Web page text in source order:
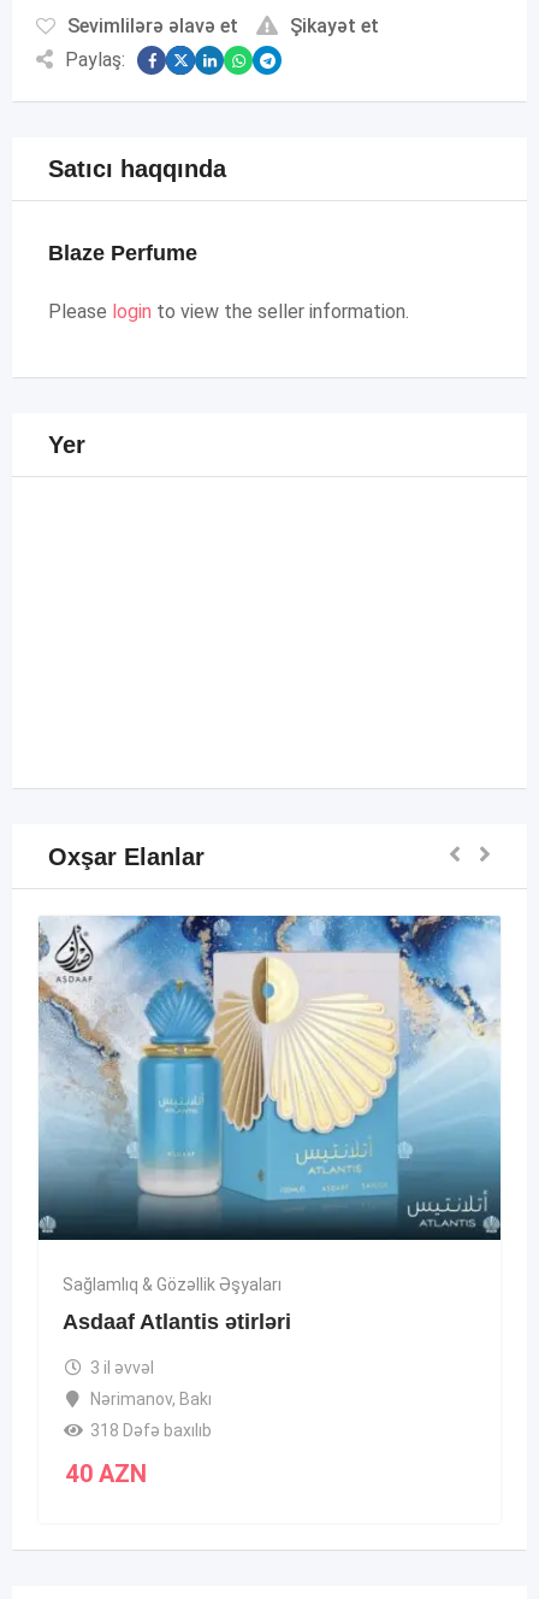
Sevimlilərə əlavə et
Şikayət et
Paylaş:
Satıcı haqqında
Blaze Perfume
Please login to view the seller information.
Yer
Oxşar Elanlar
Sağlamlıq & Gözəllik Əşyaları
Asdaaf Atlantis ətirləri
3 il əvvəl
Nərimanov, Bakı
318 Dəfə baxılıb
40 AZN